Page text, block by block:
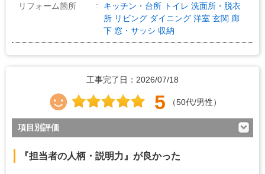
リフォーム箇所
キッチン・台所 トイレ 洗面所・脱衣
所 リビング ダイニング 洋室 玄関 廊
下 窓・サッシ 収納
工事完了日：2026/07/18
5 （50代/男性）
項目別評価
『担当者の人柄・説明力』が良かった